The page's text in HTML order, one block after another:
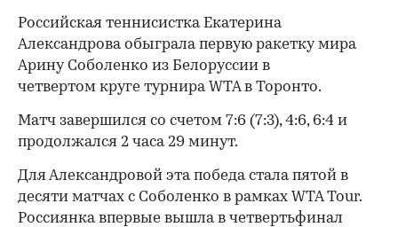
Российская теннисистка Екатерина
Александрова обыграла первую ракетку мира
Арину Соболенко из Белоруссии в
четвертом круге турнира WTA в Торонто.
Матч завершился со счетом 7:6 (7:3), 4:6, 6:4 и
продолжался 2 часа 29 минут.
Для Александровой эта победа стала пятой в
десяти матчах с Соболенко в рамках WTA Tour.
Россиянка впервые вышла в четвертьфинал